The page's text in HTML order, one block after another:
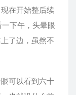
在开始整后续
下午，头晕眼
了边，虽然不
可以看到六十